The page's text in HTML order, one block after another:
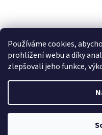
Používáme cookies,
prohlížení webu a díky
zlepšovali jeho funkce,